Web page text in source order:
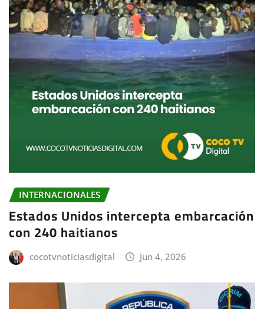
INTERNACIONALES
Estados Unidos intercepta embarcación
con 240 haitianos
cocotvnoticiasdigital Jun 4, 2026